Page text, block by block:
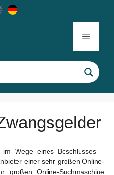
Menu
Wege eines Beschlusses –
einer sehr großen Online-
großen Online-Suchmaschine